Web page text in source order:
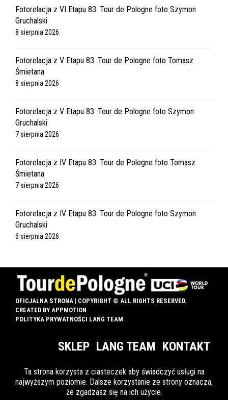
Fotorelacja z VI Etapu 83. Tour de Pologne foto Szymon
Gruchalski
8 sierpnia 2026
Fotorelacja z V Etapu 83. Tour de Pologne foto Tomasz
Śmietana
8 sierpnia 2026
Fotorelacja z V Etapu 83. Tour de Pologne foto Szymon
Gruchalski
7 sierpnia 2026
Fotorelacja z IV Etapu 83. Tour de Pologne foto Tomasz
Śmietana
7 sierpnia 2026
Fotorelacja z IV Etapu 83. Tour de Pologne foto Szymon
Gruchalski
6 sierpnia 2026
OFICJALNA STRONA | COPYRIGHT © ALL RIGHTS RESERVED.
CREATED BY APPMOTION
POLITYKA PRYWATNOŚCI LANG TEAM
SKLEP LANG TEAM KONTAKT
INFO DLA OZN
Ta strona korzysta z ciasteczek aby świadczyć usługi na
najwyższym poziomie. Dalsze korzystanie ze strony oznacza,
że zgadzasz się na ich użycie.